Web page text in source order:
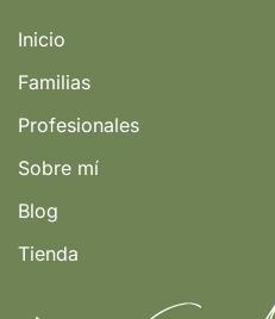
Inicio
Familias
Profesionales
Sobre mí
Blog
Tienda